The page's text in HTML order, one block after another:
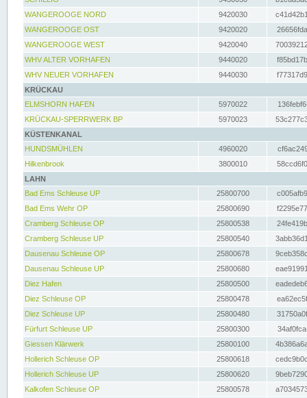
WANGEROOGE NORD
9420030
WANGEROOGE OST
9420020
WANGEROOGE WEST
9420040
WHV ALTER VORHAFEN
9440020
WHV NEUER VORHAFEN
9440030
KRÜCKAU
ELMSHORN HAFEN
5970022
KRÜCKAU-SPERRWERK BP
5970023
KÜSTENKANAL
HUNDSMÜHLEN
4960020
Hilkenbrook
3800010
LAHN
Bad Ems Schleuse UP
25800700
Bad Ems Wehr OP
25800690
Cramberg Schleuse OP
25800538
Cramberg Schleuse UP
25800540
Dausenau Schleuse OP
25800678
Dausenau Schleuse UP
25800680
Diez Hafen
25800500
Diez Schleuse OP
25800478
Diez Schleuse UP
25800480
Fürfurt Schleuse UP
25800300
Giessen Klärwerk
25800100
Hollerich Schleuse OP
25800618
Hollerich Schleuse UP
25800620
Kalkofen Schleuse OP
25800578